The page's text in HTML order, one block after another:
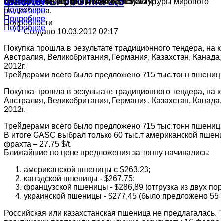
культур в России, краткий обзор конъюнктуры мирового
рынка зерна.
Подробнее
ячменя, муки и подсолнечного масла.
Подробнее
производства зерна и масличных культур.
Подробнее
Подробнее
Подробности
Создано 10.03.2012 02:17
Покупка прошла в результате традиционного тендера,
Австралия, Великобритания, Германия, Казахстан,
2012г.
Трейдерами всего было предложено 715 тыс.тонн
Покупка прошла в результате традиционного тендера,
Австралия, Великобритания, Германия, Казахстан,
2012г.
Трейдерами всего было предложено 715 тыс.тонн
В итоге GASC выбрал только 60 тыс.т американской
фрахта – 27,75 $/t.
Ближайшие по цене предложения за тонну начинались:
американской пшеницы с $263,23;
канадской пшеницы - $267,75;
французской пшеницы - $286,89 (отгрузка из двух
украинской пшеницы - $277,45 (было предложено 55
Российская или казахстанская пшеница не